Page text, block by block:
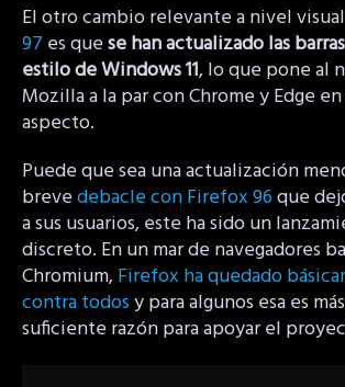
El otro cambio relevante a nivel
97 es quese han actualizado las
estilo de Windows 11, lo que pone al
Mozilla a la par con Chrome y Edge
aspecto.
Puede que sea una actualización
brevedebacle con Firefox 96que
a sus usuarios, este ha sido un
discreto. En un mar de navegadores
Chromium,Firefox ha quedado
contra todosy para algunos esa es
suficiente razón para apoyar el